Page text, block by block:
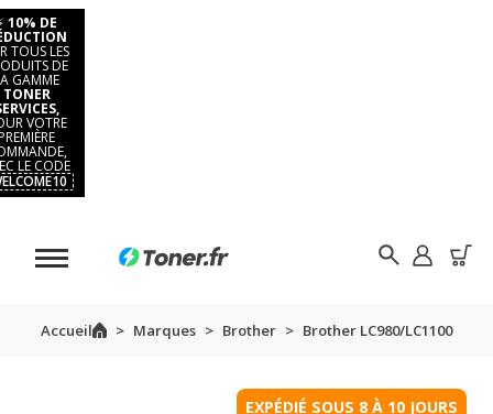
10% DE
TOUS LES
DE
GAMME
TONER
VOTRE
LE CODE
Accueil Marques Brother Brother LC980/LC1100
EXPÉDIÉ SOUS 8 À 10 JOURS